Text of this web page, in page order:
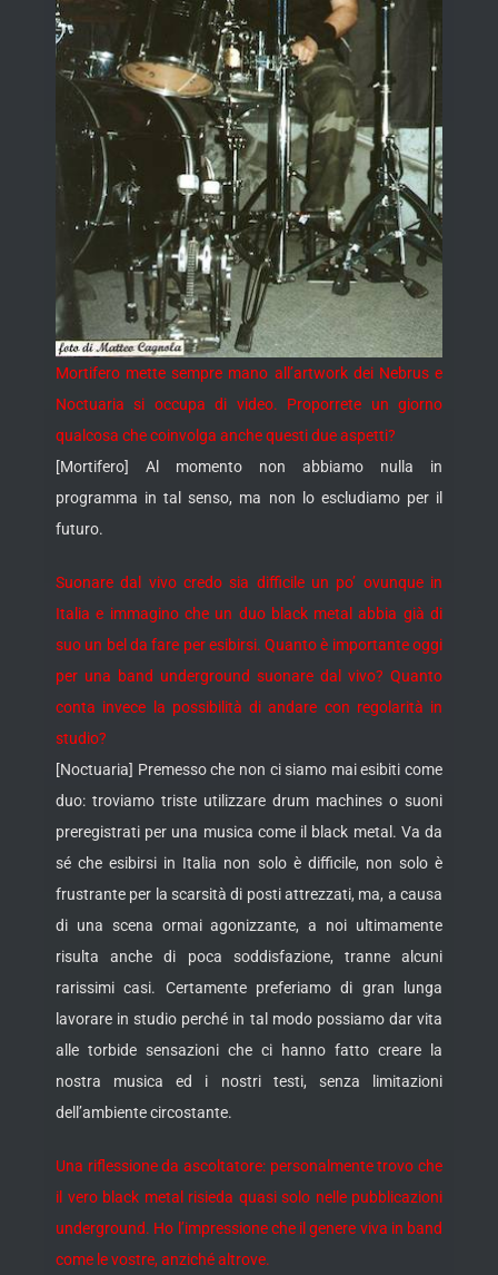
Mortifero mette sempre mano all’artwork dei Nebrus e
Noctuaria si occupa di video. Proporrete un giorno
qualcosa che coinvolga anche questi due aspetti?
[Mortifero] Al momento non abbiamo nulla in
programma in tal senso, ma non lo escludiamo per il
futuro.
Suonare dal vivo credo sia difficile un po’ ovunque in
Italia e immagino che un duo black metal abbia già di
suo un bel da fare per esibirsi. Quanto è importante oggi
per una band underground suonare dal vivo? Quanto
conta invece la possibilità di andare con regolarità in
studio?
[Noctuaria] Premesso che non ci siamo mai esibiti come
duo: troviamo triste utilizzare drum machines o suoni
preregistrati per una musica come il black metal. Va da
sé che esibirsi in Italia non solo è difficile, non solo è
frustrante per la scarsità di posti attrezzati, ma, a causa
di una scena ormai agonizzante, a noi ultimamente
risulta anche di poca soddisfazione, tranne alcuni
rarissimi casi. Certamente preferiamo di gran lunga
lavorare in studio perché in tal modo possiamo dar vita
alle torbide sensazioni che ci hanno fatto creare la
nostra musica ed i nostri testi, senza limitazioni
dell’ambiente circostante.
Una riflessione da ascoltatore: personalmente trovo che
il vero black metal risieda quasi solo nelle pubblicazioni
underground. Ho l’impressione che il genere viva in band
come le vostre, anziché altrove.